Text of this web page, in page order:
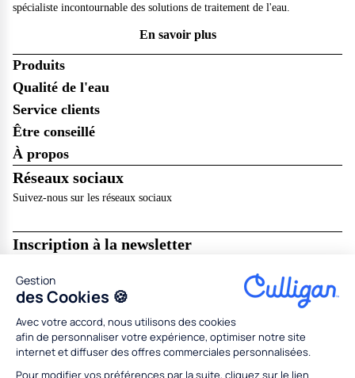
Gestion
des Cookies 🍪
Avec votre accord, nous utilisons des cookies
afin de personnaliser votre expérience, optimiser notre site
internet et diffuser des offres commerciales personnalisées.
Pour modifier vos préférences par la suite, cliquez sur le lien
spécialiste incontournable des solutions de traitement de l'eau.
En savoir plus
Produits
Qualité de l'eau
Service clients
Être conseillé
À propos
Réseaux sociaux
Suivez-nous sur les réseaux sociaux
Inscription à la newsletter
Mentions légalesRésilier en ligneCGU
Politique de données personnellesPolitique des cookies
Gestion des cookies PartenairesConcessionnaires MédiationCodes promo